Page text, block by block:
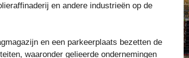
en andere industrieën op de
en een parkeerplaats bezetten de
waaronder gelieerde ondernemingen